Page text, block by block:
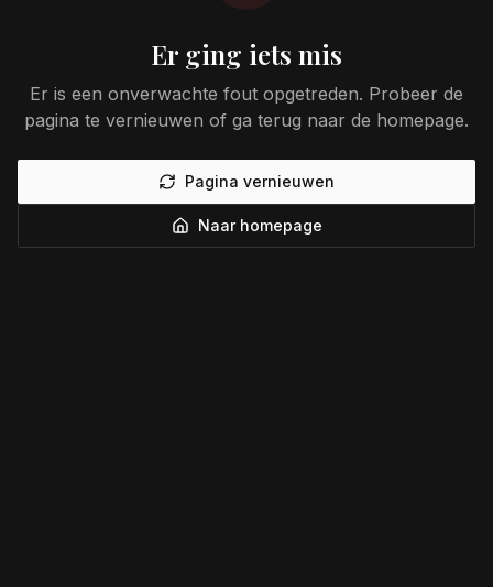
Er ging iets mis
Er is een onverwachte fout opgetreden. Probeer de
pagina te vernieuwen of ga terug naar de homepage.
Pagina vernieuwen
Naar homepage